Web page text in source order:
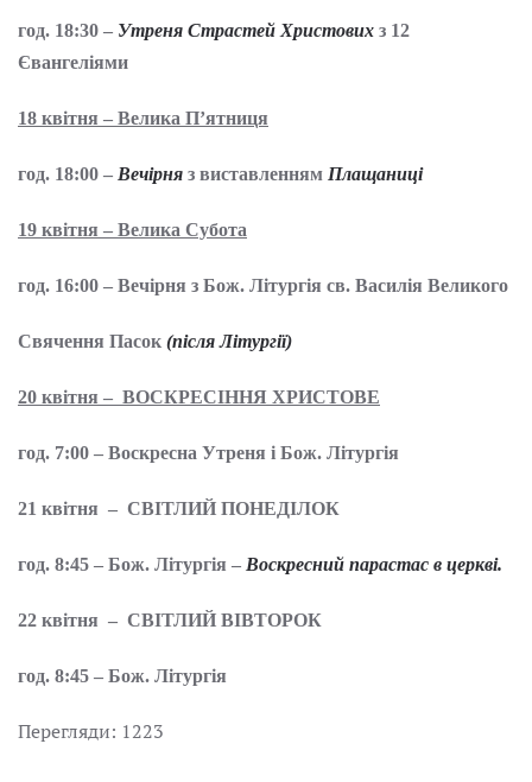
год. 18:30 – Утреня Страстей Христових з 12
Євангеліями
18 квітня – Велика П’ятниця
год. 18:00 – Вечірня з виставленням Плащаниці
19 квітня – Велика Субота
год. 16:00 – Вечірня з Бож. Літургія св. Василія Великого
Свячення Пасок (після Літургії)
20 квітня – ВОСКРЕСІННЯ ХРИСТОВЕ
год. 7:00 – Воскресна Утреня і Бож. Літургія
21 квітня – СВІТЛИЙ ПОНЕДІЛОК
год. 8:45 – Бож. Літургія – Воскресний парастас в церкві.
22 квітня – СВІТЛИЙ ВІВТОРОК
год. 8:45 – Бож. Літургія
Перегляди: 1223